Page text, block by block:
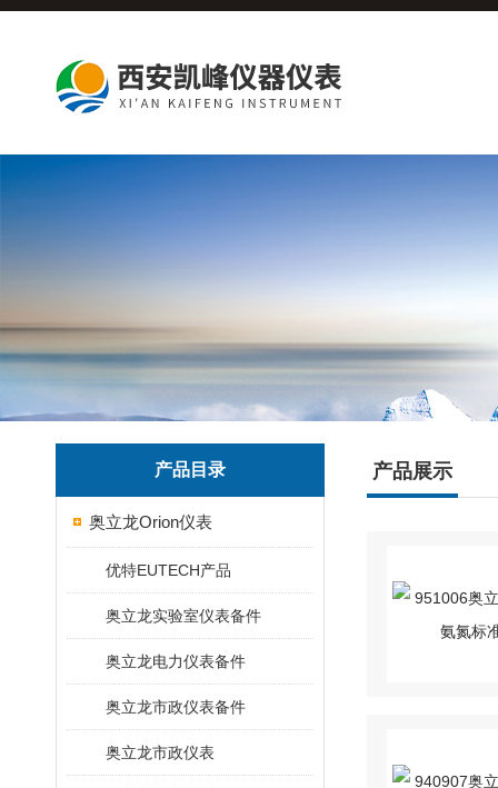
产品目录
奥立龙Orion仪表
优特EUTECH产品
奥立龙实验室仪表备件
奥立龙电力仪表备件
奥立龙市政仪表备件
奥立龙市政仪表
产品展示